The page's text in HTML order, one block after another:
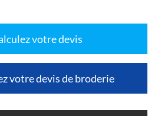
votre devis
votre devis de broderie